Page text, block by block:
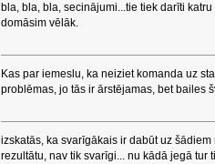
bla, bla, bla, secinājumi...tie tiek darīti
domāsim vēlāk.
Kas par iemeslu, ka neiziet komanda uz
problēmas, jo tās ir ārstējamas, bet bailes
izskatās, ka svarīgākais ir dabūt uz
rezultātu, nav tik svarīgi... nu kādā jegā tur